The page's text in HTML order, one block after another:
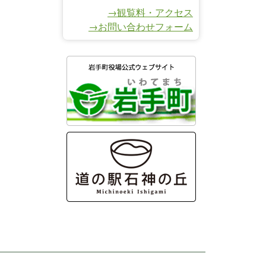
→観覧料・アクセス
→お問い合わせフォーム